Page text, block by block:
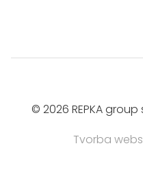
© 2026 REPKA
Tvorba